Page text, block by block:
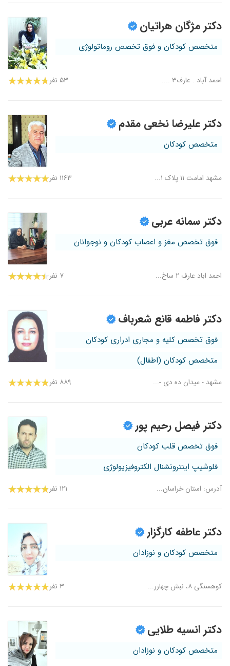
دکتر مژگان هراتیان
متخصص کودکان و فوق تخصص روماتولوژی
احمد آباد . عارف۳ .... ۵۳ نفر
دکتر علیرضا نخعی مقدم
متخصص کودکان
مشهد امامت ۱۱ پلاک ۱... ۱۱۶۳ نفر
دکتر سمانه عربی
فوق تخصص مغز و اعصاب کودکان و نوجوانان
احمد اباد عارف ۲ ساخ... ۷ نفر
دکتر فاطمه قانع شعرباف
فوق تخصص کلیه و مجاری ادراری کودکان
متخصص کودکان (اطفال)
مشهد - میدان ده دی -... ۸۸۹ نفر
دکتر فیصل رحیم پور
فوق تخصص قلب کودکان
فلوشیپ اینترونشنال الکتروفیزیولوژی
آدرس: استان خراسان... ۱۲۱ نفر
دکتر عاطفه کارگزار
متخصص کودکان و نوزادان
کوهسنگی ۸، نبش چهارر... ۳ نفر
دکتر انسیه طلایی
متخصص کودکان و نوزادان